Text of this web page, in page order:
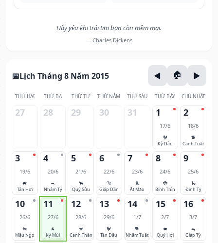
Hãy yêu khi trái tim bạn còn mềm mại.
— Charles Dickens
Lịch Tháng 8 Năm 2015
THỨ HAI THỨ BA THỨ TƯ THỨ NĂM THỨ SÁU THỨ BẢY CHỦ NHẬT
27 28 29 30 31 1
17/6
🐓
Kỷ Dậu
2
18/6
🐕
Canh Tuất
3
19/6
🐖
Tân Hợi
4
20/6
🐀
Nhâm Tý
5
21/6
🐂
Quý Sửu
6
22/6
🐅
Giáp Dần
7
23/6
🐈
Ất Mão
8
24/6
🐉
Bính Thìn
9
25/6
🐍
Đinh Tỵ
10
26/6
🐎
Mậu Ngọ
11
27/6
🐐
Kỷ Mùi
12
28/6
🐒
Canh Thân
13
29/6
🐓
Tân Dậu
14
1/7
🐕
Nhâm Tuất
15
2/7
🐖
Quý Hợi
16
3/7
🐀
Giáp Tý